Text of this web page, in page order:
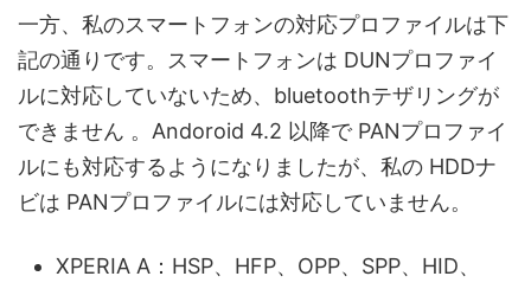
一方、私のスマートフォンの対応プロファイルは下
記の通りです。スマートフォンは DUNプロファイ
ルに対応していないため、bluetoothテザリングが
できません 。Andoroid 4.2 以降で PANプロファイ
ルにも対応するようになりましたが、私の HDDナ
ビは PANプロファイルには対応していません。
XPERIA A：HSP、HFP、OPP、SPP、HID、